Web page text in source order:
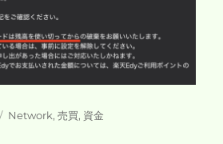
タ
Network,売買, 資金